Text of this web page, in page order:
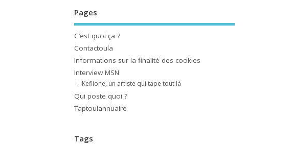
Pages
C’est quoi ça ?
Contactoula
Informations sur la finalité des cookies
Interview MSN
Keflione, un artiste qui tape tout là
Qui poste quoi ?
Taptoulannuaire
Tags